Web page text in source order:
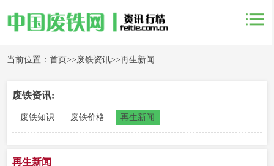
当前位置：首页>>废铁资讯>>再生新闻
废铁资讯:
废铁知识 废铁价格 再生新闻
再生新闻